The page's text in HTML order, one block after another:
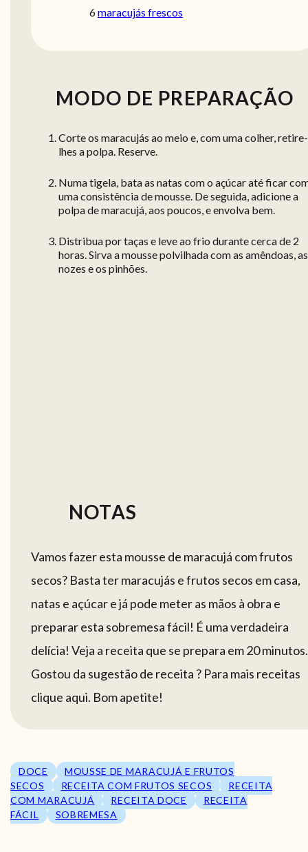
6maracujás frescos
MODO DE PREPARAÇÃO
Corte os maracujás ao meio e, com uma colher, retire-
lhes a polpa. Reserve.
Numa tigela, bata as natas com o açúcar até ficar
uma consistência de mousse. De seguida, adicione a
polpa de maracujá, aos poucos, e envolva bem.
Distribua por taças e leve ao frio durante cerca de 2
horas. Sirva a mousse polvilhada com as amêndoas, as
nozes e os pinhões.
NOTAS
Vamos fazer esta mousse de maracujá com frutos
secos? Basta ter maracujás e frutos secos em casa,
natas e açúcar e já pode meter as mãos à obra e
preparar esta sobremesa fácil! É uma verdadeira
delícia! Veja a receita que se prepara em 20 minutos.
Gostou da sugestão de receita ? Para mais receitas
clique aqui. Bom apetite!
DOCE
MOUSSE DE MARACUJÁ E FRUTOS
SECOS
RECEITA COM FRUTOS SECOS
RECEITA
COM MARACUJÁ
RECEITA DOCE
RECEITA
FÁCIL
SOBREMESA